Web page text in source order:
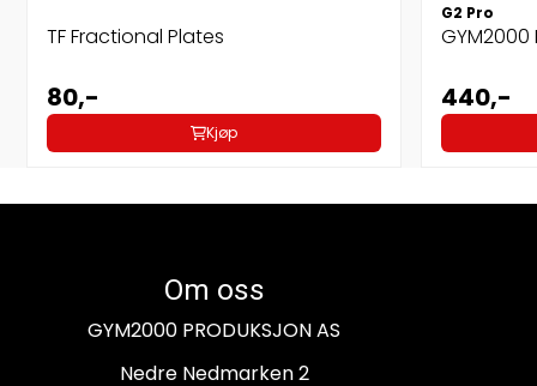
TF Fractional Plates
80,-
Kjøp
G2 Pro
440,-
Om oss
GYM2000 PRODUKSJON AS
Nedre Nedmarken 2